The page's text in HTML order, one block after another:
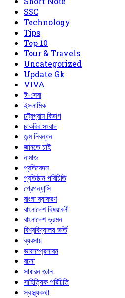
‍SSC
Technology
Tips
Top 10
Tour & Travels
Uncategorized
Update Gk
VIVA
ই-সেবা
ইসলামিক
চট্রগ্রাম বিভাগ
চাকরির সংবাদ
জন্ম নিবন্ধন
জানতে চাই
নামাজ
প্রতিবেদন
প্রতিষ্ঠান পরিচিতি
প্রেগন্যান্সি
বাংলা ব্যাকরণ
বাংলাদেশ বিষয়াবলী
বাংলাদেশ ভ্রমন
বিশ্ববিদ্যালয় ভর্তি
ব্যবসায়
ভাবসম্প্রসারন
রচনা
সাধারন জ্ঞান
সাহিত্যিক পরিচিতি
স্বাস্থ্যকথা